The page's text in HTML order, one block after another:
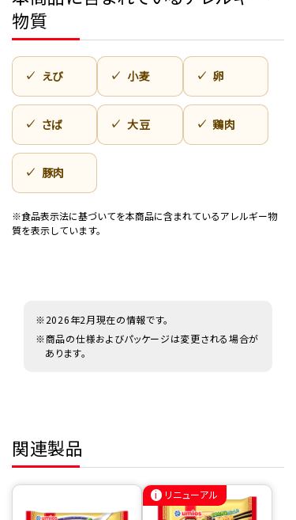
物質
えび 小麦 卵
さば 大豆 鶏肉
豚肉
※食品表示法に基づいてを本商品に含まれているアレルギー物
質を表示しています。
※2026年2月現在の情報です。
※商品の仕様およびパッケージは変更される場合が
あります。
関連製品
リニューアル